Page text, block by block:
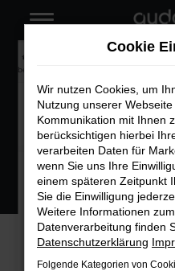
Zum
Hauptinhalt
springen
betzemeier
AUDARIS - A
Digitalisierung für KFZ-
audaris - a
betzemeier
Cookie
Wir nutzen Cookies, um
Nutzung unserer
Kommunikation mit Ihnen
berücksichtigen hierbei
verarbeiten Daten für
wenn Sie uns Ihre
einem späteren Zeitpunkt
Sie die Einwilligung
Weitere Informationen
Datenverarbeitung finden
Datenschutzerklärung
Folgende Kategorien von